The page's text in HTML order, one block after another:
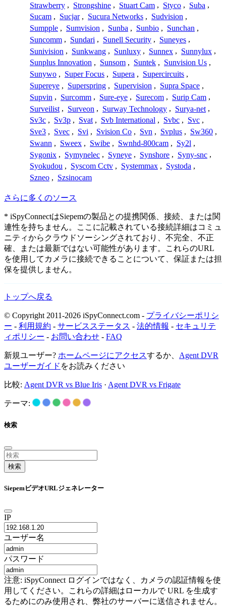
Strawberry , Strongshine , Stuart Cam , Styco , Suba ,
Sucam , Sucjar , Sucura Networks , Sudvision ,
Sumpple , Sumvision , Sunba , Sunbio , Sunchan ,
Suncomm , Sundari , Sunell Security , Suneyes ,
Sunivision , Sunkwang , Sunluxy , Sunnex , Sunnylux ,
Sunplus Innovation , Sunsom , Suntek , Sunvision Us ,
Sunywo , Super Focus , Supera , Supercircuits ,
Supereye , Superspring , Supervision , Supra Space ,
Supvin , Surcomm , Sure-eye , Surecom , Surip Cam ,
Surveilist , Surveon , Surway Technology , Surya-net ,
Sv3c , Sv3p , Svat , Svb International , Svbc , Svc ,
Sve3 , Svec , Svi , Svision Co , Svn , Svplus , Sw360 ,
Swann , Sweex , Swibe , Swnhd-800cam , Sy2l ,
Sygonix , Symynelec , Syneye , Synshore , Syny-snc ,
Syokudou , Syscom Cctv , Systemmax , Systoda ,
Szneo , Szsinocam
さらに多くのソース
* iSpyConnectはSiepemの製品との提携関係、接続、または関
連性を持ちません。ここに記載されている接続詳細はコミュ
ニティからクラウドソーシングされており、不完全、不正
確、または最新ではない可能性があります。これらのURL
を使用してカメラに接続できることについて、保証または担
保を提供しません。
トップへ戻る
© Copyright 2011-2026 iSpyConnect.com - プライバシーポリシ
ー - 利用規約 - サービスステータス - 法的情報 - セキュリテ
ィポリシー - お問い合わせ - FAQ
新規ユーザー? ホームページにアクセスするか、 Agent DVR
ユーザーガイド をお読みください
比較: Agent DVR vs Blue Iris · Agent DVR vs Frigate
テーマ:
検索
検索
SiepemビデオURLジェネレーター
IP
ユーザー名
パスワード
注意: iSpyConnect ログインではなく、カメラの認証情報を使
用してください。これらの詳細はローカルで URL を生成す
るためにのみ使用され、弊社のサーバーに送信されません。